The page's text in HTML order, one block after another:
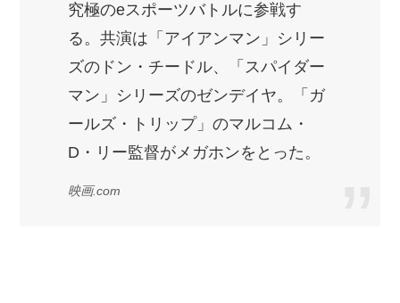
究極のeスポーツバトルに参戦す
る。共演は「アイアンマン」シリー
ズのドン・チードル、「スパイダー
マン」シリーズのゼンデイヤ。「ガ
ールズ・トリップ」のマルコム・
D・リー監督がメガホンをとった。
映画.com